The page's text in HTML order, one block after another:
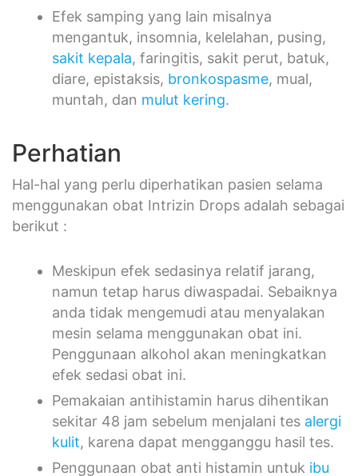
Efek samping yang lain misalnya
mengantuk, insomnia, kelelahan, pusing,
sakit kepala, faringitis, sakit perut, batuk,
diare, epistaksis, bronkospasme, mual,
muntah, dan mulut kering.
Perhatian
Hal-hal yang perlu diperhatikan pasien selama
menggunakan obat Intrizin Drops adalah sebagai
berikut :
Meskipun efek sedasinya relatif jarang,
namun tetap harus diwaspadai. Sebaiknya
anda tidak mengemudi atau menyalakan
mesin selama menggunakan obat ini.
Penggunaan alkohol akan meningkatkan
efek sedasi obat ini.
Pemakaian antihistamin harus dihentikan
sekitar 48 jam sebelum menjalani tes alergi
kulit, karena dapat mengganggu hasil tes.
Penggunaan obat anti histamin untuk ibu